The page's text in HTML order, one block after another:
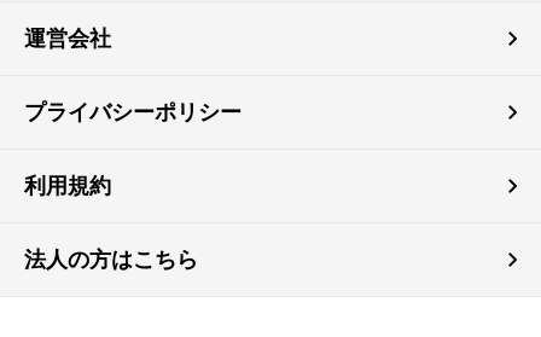
運営会社
プライバシーポリシー
利用規約
法人の方はこちら